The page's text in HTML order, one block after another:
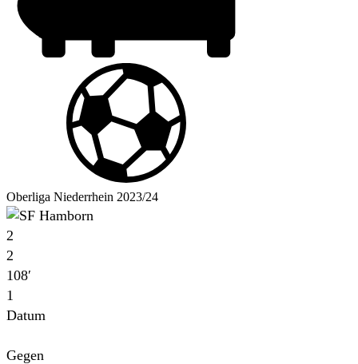
Oberliga Niederrhein 2023/24
2
2
108′
1
Datum
Gegen